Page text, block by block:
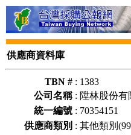
供應商資料庫
TBN # : 1383
公司名稱: 陞林股份有
統一編號 : 70354151
供應商類別 : 其他類別